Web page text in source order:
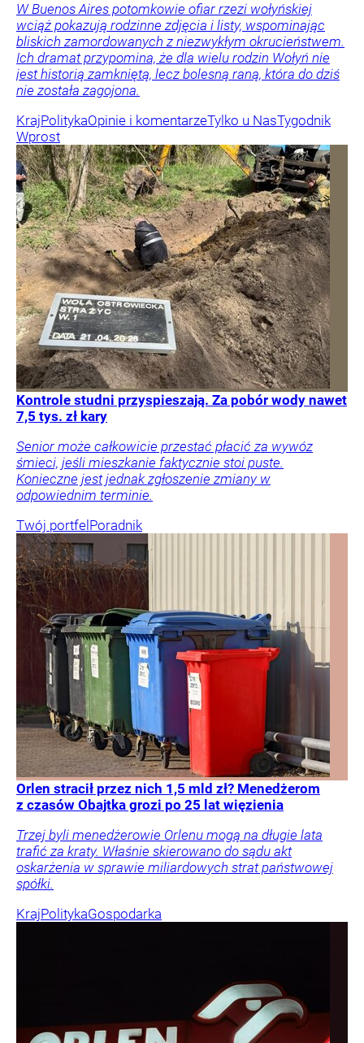
W Buenos Aires potomkowie ofiar rzezi wołyńskiej
wciąż pokazują rodzinne zdjęcia i listy, wspominając
bliskich zamordowanych z niezwykłym okrucieństwem.
Ich dramat przypomina, że dla wielu rodzin Wołyń nie
jest historią zamkniętą, lecz bolesną raną, która do dziś
nie została zagojona.
KrajPolitykaOpinie i komentarzeTylko u NasTygodnik
Wprost
Kontrole studni przyspieszają. Za pobór wody nawet
7,5 tys. zł kary
Senior może całkowicie przestać płacić za wywóz
śmieci, jeśli mieszkanie faktycznie stoi puste.
Konieczne jest jednak zgłoszenie zmiany w
odpowiednim terminie.
Twój portfel Poradnik
Orlen stracił przez nich 1,5 mld zł? Menedżerom
z czasów Obajtka grozi po 25 lat więzienia
Trzej byli menedżerowie Orlenu mogą na długie lata
trafić za kraty. Właśnie skierowano do sądu akt
oskarżenia w sprawie miliardowych strat państwowej
spółki.
KrajPolitykaGospodarka